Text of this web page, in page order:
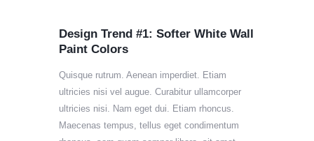
Design Trend #1: Softer White Wall
Paint Colors
Quisque rutrum. Aenean imperdiet. Etiam
ultricies nisi vel augue. Curabitur ullamcorper
ultricies nisi. Nam eget dui. Etiam rhoncus.
Maecenas tempus, tellus eget condimentum